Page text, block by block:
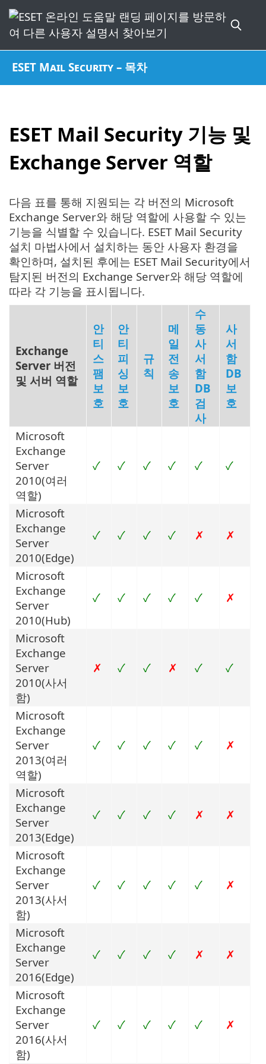
ESET Mail Security – 목차
ESET Mail Security 기능 및
Exchange Server 역할
다음 표를 통해 지원되는 각 버전의 Microsoft
Exchange Server와 해당 역할에 사용할 수 있는
기능을 식별할 수 있습니다. ESET Mail Security
설치 마법사에서 설치하는 동안 사용자 환경을
확인하며, 설치된 후에는 ESET Mail Security에서
탐지된 버전의 Exchange Server와 해당 역할에
따라 각 기능을 표시됩니다.
Exchange
Server 버전
및 서버 역할
안
티
스
팸
보
호
안
티
피
싱
보
호
규
칙
메
일
전
송
보
호
수
동
사
서
함
DB
검
사
사
서
함
DB
보
호
Microsoft
Exchange
Server
2010(여러
역할)
✓ ✓ ✓ ✓ ✓ ✓
Microsoft
Exchange
Server
2010(Edge)
✓ ✓ ✓ ✓ ✗ ✗
Microsoft
Exchange
Server
2010(Hub)
✓ ✓ ✓ ✓ ✓ ✗
Microsoft
Exchange
Server
2010(사서
함)
✗ ✓ ✓ ✗ ✓ ✓
Microsoft
Exchange
Server
2013(여러
역할)
✓ ✓ ✓ ✓ ✓ ✗
Microsoft
Exchange
Server
2013(Edge)
✓ ✓ ✓ ✓ ✗ ✗
Microsoft
Exchange
Server
2013(사서
함)
✓ ✓ ✓ ✓ ✓ ✗
Microsoft
Exchange
Server
2016(Edge)
✓ ✓ ✓ ✓ ✗ ✗
Microsoft
Exchange
Server
2016(사서
함)
✓ ✓ ✓ ✓ ✓ ✗